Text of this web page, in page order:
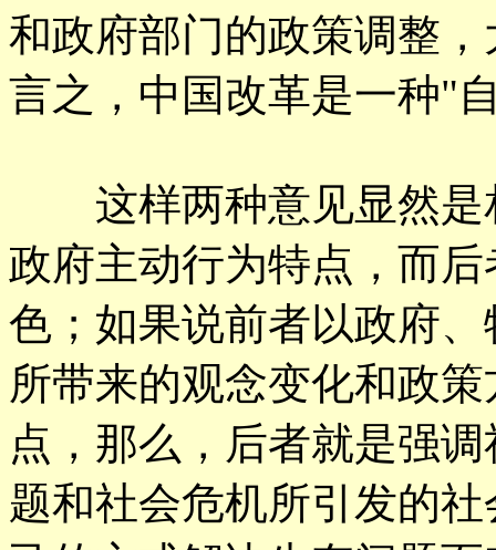
和政府部门的政策调整
言之，中国改革是一种"
这样两种意见显然是
政府主动行为特点，而
色；如果说前者以政府
所带来的观念变化和政
点，那么，后者就是强
题和社会危机所引发的